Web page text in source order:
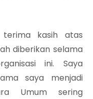
terima kasih atas
diberikan selama
ini. Saya
saya menjadi
Umum sering